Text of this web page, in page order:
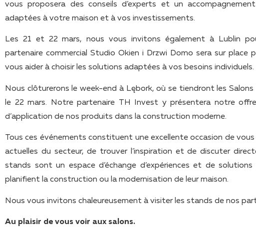
vous proposera des conseils d’experts et un
adaptées à votre maison et à vos investissements.
Les 21 et 22 mars, nous vous invitons également à Lublin
partenaire commercial Studio Okien i Drzwi Domo sera sur
vous aider à choisir les solutions adaptées à vos besoins individuels.
Nous clôturerons le week-end à Lębork, où se tiendront les
le 22 mars. Notre partenaire TH Invest y présentera notre
d’application de nos produits dans la construction moderne.
Tous ces événements constituent une excellente occasion de
actuelles du secteur, de trouver l’inspiration et de discuter
stands sont un espace d’échange d’expériences et de
planifient la construction ou la modernisation de leur maison.
Nous vous invitons chaleureusement à visiter les stands de nos
Au plaisir de vous voir aux salons.